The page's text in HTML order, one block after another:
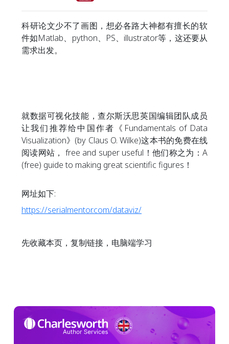
科研论文少不了画图，想必各路大神都有擅长的软
件如Matlab、python、PS、illustrator等，这还要从
需求出发。
就数据可视化技能，查尔斯沃思英国编辑团队成员
让我们推荐给中国作者《Fundamentals of Data
Visualization》(by Claus O. Wilke)这本书的免费在线
阅读网站， free and super useful！他们称之为：A
(free) guide to making great scientific figures！
网址如下:
https://serialmentor.com/dataviz/
先收藏本页，复制链接，电脑端学习